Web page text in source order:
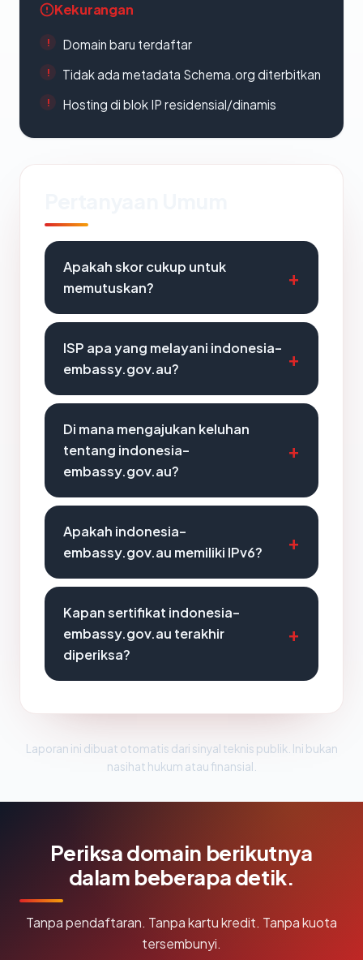
Kekurangan
Domain baru terdaftar
Tidak ada metadata Schema.org diterbitkan
Hosting di blok IP residensial/dinamis
Apakah skor cukup untuk
memutuskan?
ISP apa yang melayani indonesia-
embassy.gov.au?
Di mana mengajukan keluhan
tentang indonesia-
embassy.gov.au?
Apakah indonesia-
embassy.gov.au memiliki IPv6?
Kapan sertifikat indonesia-
embassy.gov.au terakhir
diperiksa?
Laporan ini dibuat otomatis dari sinyal teknis publik. Ini bukan
nasihat hukum atau finansial.
Periksa domain berikutnya
dalam beberapa detik.
Tanpa pendaftaran. Tanpa kartu kredit. Tanpa kuota
tersembunyi.